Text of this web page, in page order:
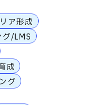
ア形成
/LMS
成
グ